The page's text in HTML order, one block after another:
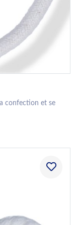
confection et se